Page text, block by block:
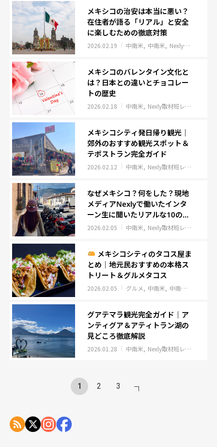
メキシコの治安は本当に悪い？
在住者が語る「リアル」と安全
に楽しむための徹底対策
2026.02.19 中南米 中南米 Nexly取材班レポート
メキシコのバレンタイン文化と
は？日本との違いとチョコレー
トの歴史
2026.02.18 中南米 Nexly取材班レポート
メキシコシティ発日帰り観光｜
郊外のおすすめ観光スポット＆
テポストラン完全ガイド
2026.02.12 中南米 Nexly取材班レポート
なぜメキシコ？何をした？現地
メディアNexlyで働いたインタ
ーン生に聞いたリアルな10の質
問
2026.02.05 中南米 Nexly取材班レポート
メキシコシティのタコス屋ま
とめ｜地元民おすすめの本格ス
トリート＆グルメタコス
2026.02.05 グルメ 中南米 中南米
グアテマラ観光完全ガイド｜ア
ンティグア＆アティトラン湖の
見どころ徹底解説
2026.01.28 中南米 Nexly取材班レポート
1 2 3